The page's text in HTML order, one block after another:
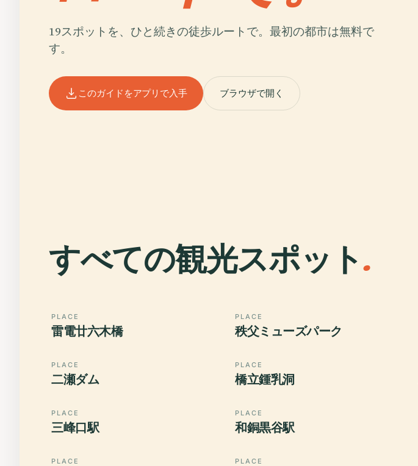
19スポットを、ひと続きの徒歩ルートで。最初の都市は無料で
す。
このガイドをアプリで入手 ブラウザで開く
すべての観光スポット.
PLACE
雷電廿六木橋
PLACE
秩父ミューズパーク
PLACE
二瀬ダム
PLACE
橋立鍾乳洞
PLACE
三峰口駅
PLACE
和銅黒谷駅
PLACE PLACE